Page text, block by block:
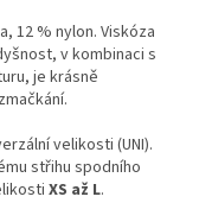
12 % nylon. Viskóza
v kombinaci s
je krásně
velikosti (UNI).
střihu spodního
XS až L.